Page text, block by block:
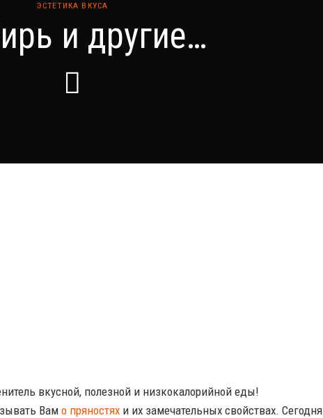
ЭСТЕТИКА ВКУСА
и другие…
вкусной, полезной и низкокалорийной еды!
Вам о пряностях и их замечательных свойствах. Сегодня